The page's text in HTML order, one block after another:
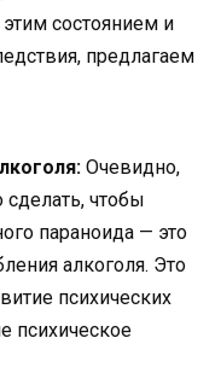
состоянием и
предлагаем
Очевидно,
чтобы
параноида — это
алкоголя. Это
психических
психическое